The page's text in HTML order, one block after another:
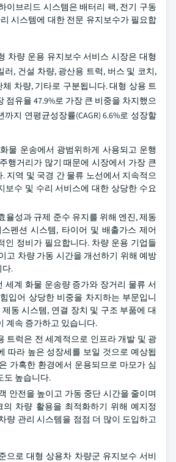
이브리드 시스템은 배터리 팩, 전기 구동
시스템에 대한 전문 유지보수가 필요합
차량 운용 유지보수 서비스 시장은 대형
러, 건설 차량, 광산용 트럭, 버스 및 코치,
차량, 기타로 구분됩니다. 대형 상용 트
점유율 47.9%로 가장 큰 비중을 차지했으
까지 연평균성장률(CAGR) 6.6%로 성장할
물 운송에서 광범위하게 사용되고 운행
행거리가 많기 때문에 시장에서 가장 큰
지역 및 국경 간 물류 노선에서 지속적으
보수 및 수리 서비스에 대한 상당한 수요
율성과 규제 준수 유지를 위해 엔진, 제동
펜션 시스템, 타이어 및 배출가스 제어
인 정비가 필요합니다. 차량 운용 기업들
고 차량 가동 시간을 개선하기 위해 예방
.
세계 화물 운송량 증가와 장거리 물류 서
입어 상당한 비중을 차지하는 부문입니
동 시스템, 연결 장치 및 구조 부품에 대
계속 증가하고 있습니다.
트럭은 전 세계적으로 인프라 개발 및 광
따라 높은 성장세를 보일 것으로 예상됩
가혹한 환경에서 운용되므로 마모가 심
도 높습니다.
안전을 높이고 가동 중단 시간을 줄이며
의 차량 활용을 최적화하기 위해 예지정
량 관리 시스템을 점점 더 많이 도입하고
으로 대형 상용차 차량군 유지보수 서비